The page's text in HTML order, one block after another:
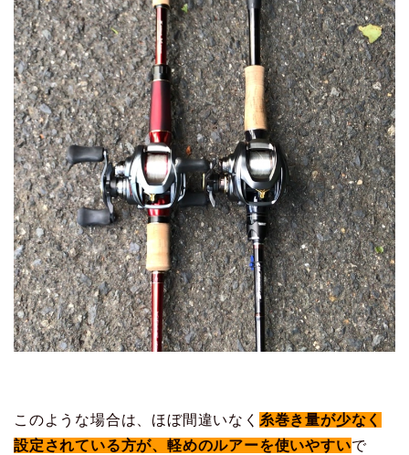
このような場合は、ほぼ間違いなく 糸巻き量が少なく
設定されている方が、軽めのルアーを使いやすいで